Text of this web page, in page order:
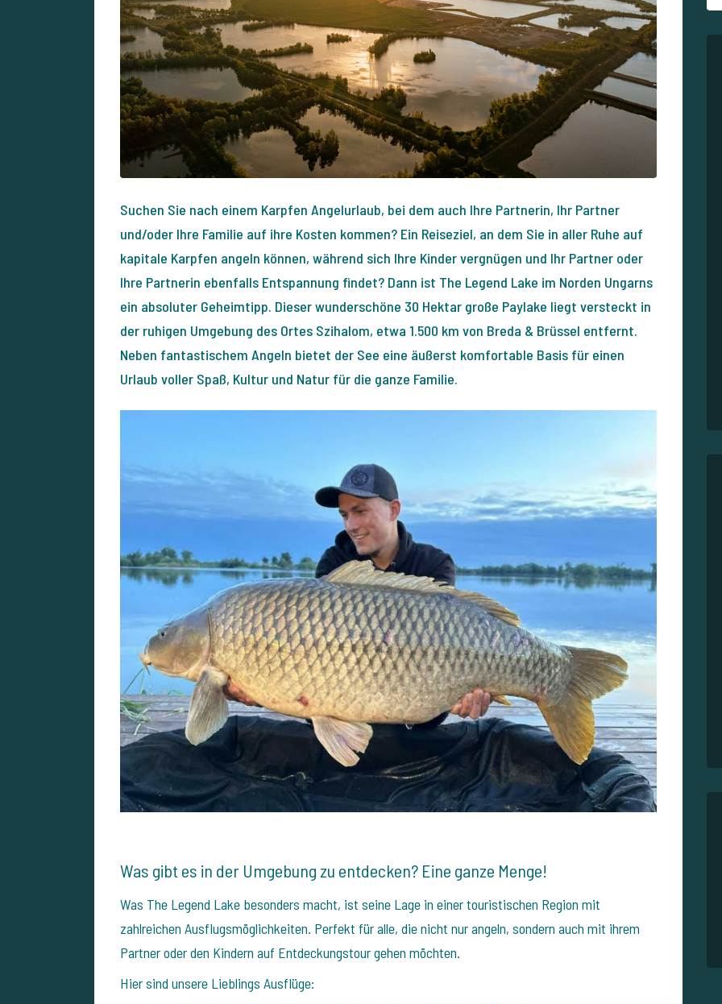
Suchen Sie nach einem Karpfen Angelurlaub, bei dem auch Ihre Partnerin, Ihr Partner
und/oder Ihre Familie auf ihre Kosten kommen? Ein Reiseziel, an dem Sie in aller Ruhe auf
kapitale Karpfen angeln können, während sich Ihre Kinder vergnügen und Ihr Partner oder
Ihre Partnerin ebenfalls Entspannung findet? Dann ist The Legend Lake im Norden Ungarns
ein absoluter Geheimtipp. Dieser wunderschöne 30 Hektar große Paylake liegt versteckt in
der ruhigen Umgebung des Ortes Szihalom, etwa 1.500 km von Breda & Brüssel entfernt.
Neben fantastischem Angeln bietet der See eine äußerst komfortable Basis für einen
Urlaub voller Spaß, Kultur und Natur für die ganze Familie.
Was gibt es in der Umgebung zu entdecken? Eine ganze Menge!
Was The Legend Lake besonders macht, ist seine Lage in einer touristischen Region mit
zahlreichen Ausflugsmöglichkeiten. Perfekt für alle, die nicht nur angeln, sondern auch mit ihrem
Partner oder den Kindern auf Entdeckungstour gehen möchten.
Hier sind unsere Lieblings Ausflüge: